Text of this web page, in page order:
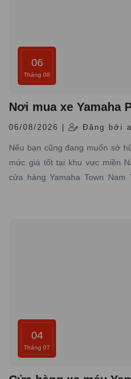
06
Tháng 08
Nơi mua xe Yamaha
06/08/2026 | Đăng bởi
Nếu bạn cũng đang muốn sở
mức giá tốt tại khu vực miền
cửa hàng Yamaha Town
04
Tháng 07